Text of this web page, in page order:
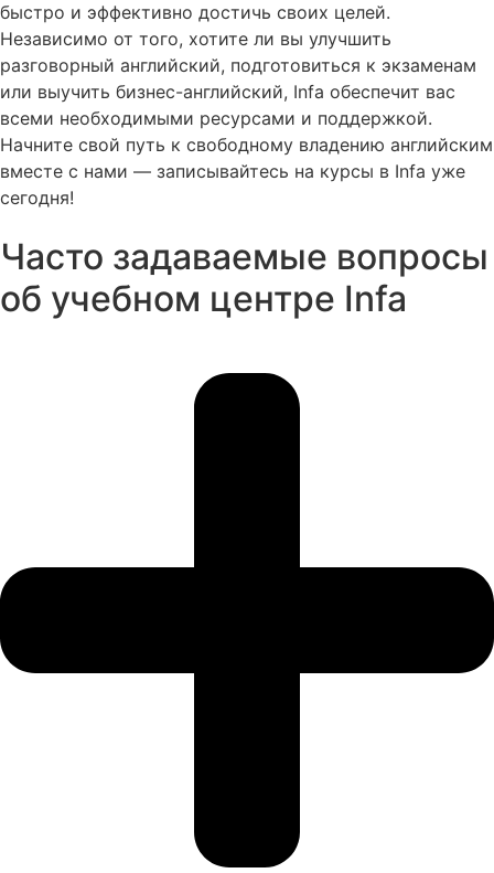
быстро и эффективно достичь своих целей.
Независимо от того, хотите ли вы улучшить
разговорный английский, подготовиться к экзаменам
или выучить бизнес-английский, Infa обеспечит вас
всеми необходимыми ресурсами и поддержкой.
Начните свой путь к свободному владению английским
вместе с нами — записывайтесь на курсы в Infa уже
сегодня!
Часто задаваемые вопросы
об учебном центре Infa